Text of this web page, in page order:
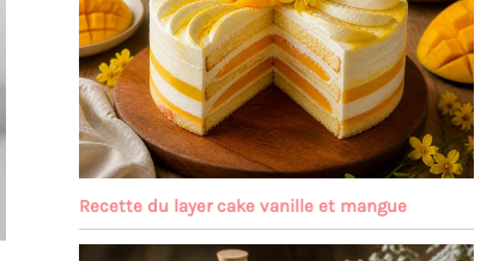
Recette du layer cake vanille et mangue